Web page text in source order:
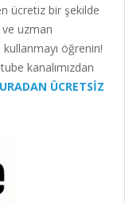
ücretiz bir şekilde
uzman
kullanmayı öğrenin!
kanalımızdan
ÜCRETSİZ